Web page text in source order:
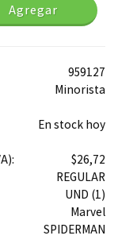
Agregar
959127
Minorista
En stock hoy
$26,72
REGULAR
UND (1)
Marvel
SPIDERMAN